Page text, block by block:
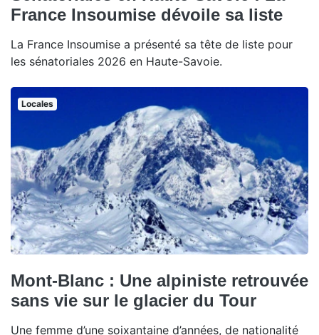
France Insoumise dévoile sa liste
La France Insoumise a présenté sa tête de liste pour
les sénatoriales 2026 en Haute-Savoie.
Locales
Mont-Blanc : Une alpiniste retrouvée
sans vie sur le glacier du Tour
Une femme d’une soixantaine d’années, de nationalité